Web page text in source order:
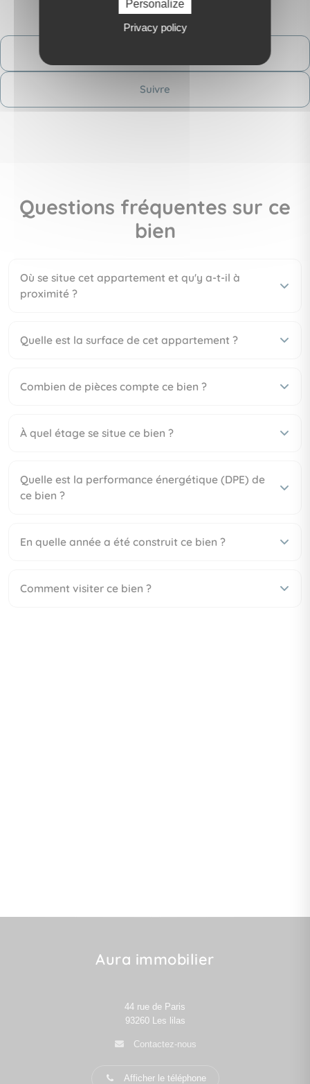
Suivre
Questions fréquentes sur ce
bien
Où se situe cet appartement et qu'y a-t-il à
proximité ?
Quelle est la surface de cet appartement ?
Combien de pièces compte ce bien ?
À quel étage se situe ce bien ?
Quelle est la performance énergétique (DPE) de
ce bien ?
En quelle année a été construit ce bien ?
Comment visiter ce bien ?
Aura immobilier
44 rue de Paris
93260 Les lilas
Contactez-nous
Afficher le téléphone
Personalize
Privacy policy